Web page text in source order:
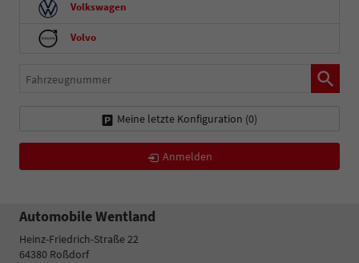
Volkswagen
Volvo
Fahrzeugnummer
Meine letzte Konfiguration (0)
Anmelden
Automobile Wentland
Heinz-Friedrich-Straße 22
64380 Roßdorf